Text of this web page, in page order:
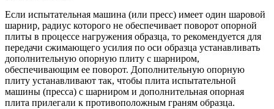
Если испытательная машина (или пресс) имеет один шаровой
шарнир, радиус которого не обеспечивает поворот опорной
плиты в процессе нагружения образца, то рекомендуется для
передачи сжимающего усилия по оси образца устанавливать
дополнительную опорную плиту с шарниром,
обеспечивающим ее поворот. Дополнительную опорную
плиту устанавливают так, чтобы плита испытательной
машины (пресса) с шарниром и дополнительная опорная
плита прилегали к противоположным граням образца.